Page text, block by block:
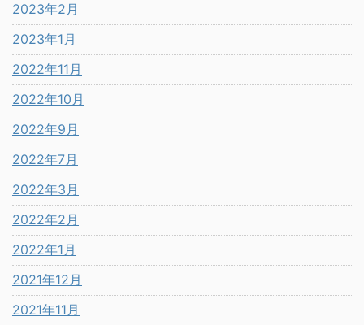
2023年2月
2023年1月
2022年11月
2022年10月
2022年9月
2022年7月
2022年3月
2022年2月
2022年1月
2021年12月
2021年11月